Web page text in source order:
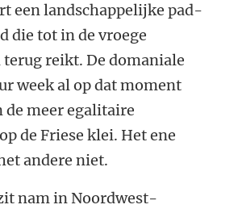
een landschappelijke pad-
die tot in de vroege
reikt. De domaniale
week al op dat moment
de meer egalitaire
de Friese klei. Het ene
andere niet.
nam in Noordwest-